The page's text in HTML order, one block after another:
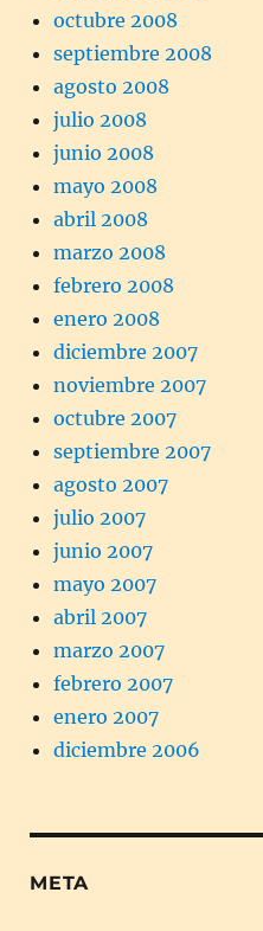
octubre 2008
septiembre 2008
agosto 2008
julio 2008
junio 2008
mayo 2008
abril 2008
marzo 2008
febrero 2008
enero 2008
diciembre 2007
noviembre 2007
octubre 2007
septiembre 2007
agosto 2007
julio 2007
junio 2007
mayo 2007
abril 2007
marzo 2007
febrero 2007
enero 2007
diciembre 2006
META